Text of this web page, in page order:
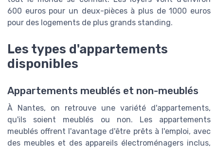
600 euros pour un deux-pièces à plus de 1000 euros
pour des logements de plus grands standing.
Les types d'appartements
disponibles
Appartements meublés et non-meublés
À Nantes, on retrouve une variété d'appartements,
qu'ils soient meublés ou non. Les appartements
meublés offrent l'avantage d'être prêts à l'emploi, avec
des meubles et des appareils électroménagers inclus,